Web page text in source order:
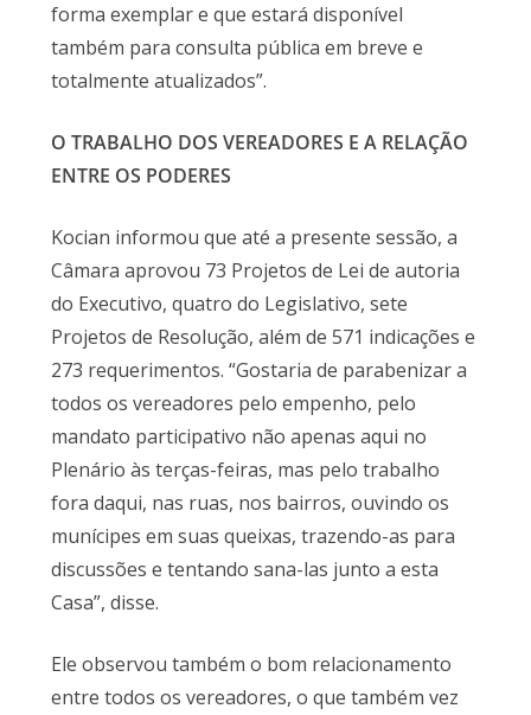
forma exemplar e que estará disponível
também para consulta pública em breve e
totalmente atualizados”.
O TRABALHO DOS VEREADORES E A RELAÇÃO
ENTRE OS PODERES
Kocian informou que até a presente sessão, a
Câmara aprovou 73 Projetos de Lei de autoria
do Executivo, quatro do Legislativo, sete
Projetos de Resolução, além de 571 indicações e
273 requerimentos. “Gostaria de parabenizar a
todos os vereadores pelo empenho, pelo
mandato participativo não apenas aqui no
Plenário às terças-feiras, mas pelo trabalho
fora daqui, nas ruas, nos bairros, ouvindo os
munícipes em suas queixas, trazendo-as para
discussões e tentando sana-las junto a esta
Casa”, disse.
Ele observou também o bom relacionamento
entre todos os vereadores, o que também vez